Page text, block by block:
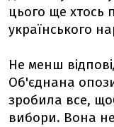
цього ще хтось
українського
Не менш
Об'єднана
зробила все,
вибори. Вона